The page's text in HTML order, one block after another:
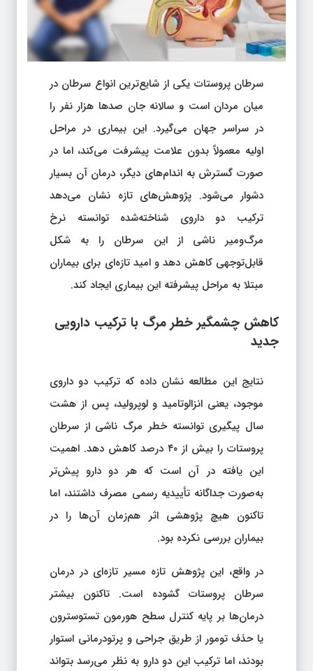
سرطان پروستات یکی از شایع‌ترین انواع سرطان در
میان مردان است و سالانه جان صدها هزار نفر را
در سراسر جهان می‌گیرد. این بیماری در مراحل
اولیه معمولاً بدون علامت پیشرفت می‌کند، اما در
صورت گسترش به اندام‌های دیگر، درمان آن بسیار
دشوار می‌شود. پژوهش‌های تازه نشان می‌دهد
ترکیب دو داروی شناخته‌شده توانسته نرخ
مرگ‌ومیر ناشی از این سرطان را به شکل
قابل‌توجهی کاهش دهد و امید تازه‌ای برای بیماران
مبتلا به مراحل پیشرفته این بیماری ایجاد کند.
کاهش چشمگیر خطر مرگ با ترکیب دارویی
جدید
نتایج این مطالعه نشان داده که ترکیب دو داروی
موجود، یعنی انزالوتامید و لوپرولید، پس از هشت
سال پیگیری توانسته خطر مرگ ناشی از سرطان
پروستات را بیش از ۴۰ درصد کاهش دهد. اهمیت
این یافته در آن است که هر دو دارو پیش‌تر
به‌صورت جداگانه تأییدیه رسمی مصرف داشتند، اما
تاکنون هیچ پژوهشی اثر هم‌زمان آن‌ها را در
بیماران بررسی نکرده بود.
در واقع، این پژوهش تازه مسیر تازه‌ای در درمان
سرطان پروستات گشوده است. تاکنون بیشتر
درمان‌ها بر پایه کنترل سطح هورمون تستوسترون
یا حذف تومور از طریق جراحی و پرتودرمانی استوار
بودند، اما ترکیب این دو دارو به نظر می‌رسد بتواند